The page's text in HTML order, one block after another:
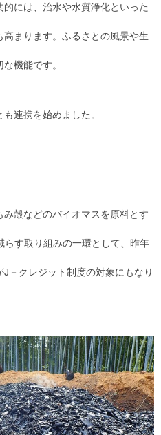
には、治水や水質浄化といった
まります。ふるさとの風景や生
機能です。
連携を始めました。
み殻などのバイオマスを原料とす
らす取り組みの一環として、昨年
－クレジット制度の対象にもなり